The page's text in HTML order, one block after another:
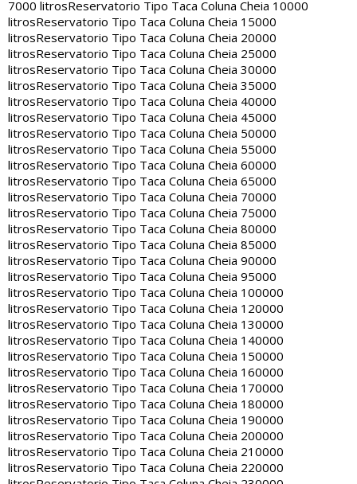
7000 litrosReservatorio Tipo Taca Coluna Cheia 10000
litrosReservatorio Tipo Taca Coluna Cheia 15000
litrosReservatorio Tipo Taca Coluna Cheia 20000
litrosReservatorio Tipo Taca Coluna Cheia 25000
litrosReservatorio Tipo Taca Coluna Cheia 30000
litrosReservatorio Tipo Taca Coluna Cheia 35000
litrosReservatorio Tipo Taca Coluna Cheia 40000
litrosReservatorio Tipo Taca Coluna Cheia 45000
litrosReservatorio Tipo Taca Coluna Cheia 50000
litrosReservatorio Tipo Taca Coluna Cheia 55000
litrosReservatorio Tipo Taca Coluna Cheia 60000
litrosReservatorio Tipo Taca Coluna Cheia 65000
litrosReservatorio Tipo Taca Coluna Cheia 70000
litrosReservatorio Tipo Taca Coluna Cheia 75000
litrosReservatorio Tipo Taca Coluna Cheia 80000
litrosReservatorio Tipo Taca Coluna Cheia 85000
litrosReservatorio Tipo Taca Coluna Cheia 90000
litrosReservatorio Tipo Taca Coluna Cheia 95000
litrosReservatorio Tipo Taca Coluna Cheia 100000
litrosReservatorio Tipo Taca Coluna Cheia 120000
litrosReservatorio Tipo Taca Coluna Cheia 130000
litrosReservatorio Tipo Taca Coluna Cheia 140000
litrosReservatorio Tipo Taca Coluna Cheia 150000
litrosReservatorio Tipo Taca Coluna Cheia 160000
litrosReservatorio Tipo Taca Coluna Cheia 170000
litrosReservatorio Tipo Taca Coluna Cheia 180000
litrosReservatorio Tipo Taca Coluna Cheia 190000
litrosReservatorio Tipo Taca Coluna Cheia 200000
litrosReservatorio Tipo Taca Coluna Cheia 210000
litrosReservatorio Tipo Taca Coluna Cheia 220000